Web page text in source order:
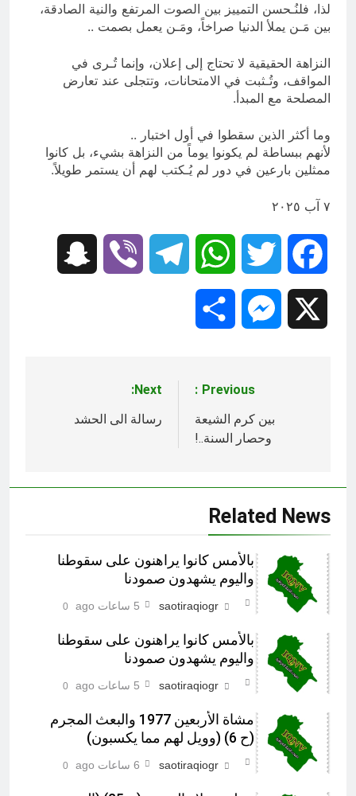
لذا، فلنُـحسن التمييز بين الصوت المرتفع والنية الصادقة،
بين مَـن يملأ الدنيا صراخاً، ومَـن يعمل بصمت ..
النزاهة الحقيقية لا تحتاج إلى إعلان، وإنما تُـرى في
المواقف، وتُـثبت في الامتحانات، وتتجلى عند تعارض
المصلحة مع المبدأ.
وما أكثر الذين سقطوا في أول اختبار ..
لأنهم ببساطة لم يكونوا يوماً من النزاهة بشيء، بل كانوا
ممثلين بارعين في دور لم يُـكتب لهم أن يستمر طويلاً.
٧ آب ٢٠٢٥
Facebook
Twitter
WhatsApp
Telegram
Viber
Messenger
المقالات
Previous:
بين كرم الشيعة
وحصار السنة..!
Next:
رسالة الى الحشد
Related News
بالأمس كانوا يراهنون على سقوطنا
واليوم يشهدون صمودنا
saotiraqiogr 5 ساعات ago 0
بالأمس كانوا يراهنون على سقوطنا
واليوم يشهدون صمودنا
saotiraqiogr 5 ساعات ago 0
مشاة الأربعين 1977 والبعث المجرم
(ح 6) (وويل لهم مما يكسبون)
saotiraqiogr 6 ساعات ago 0